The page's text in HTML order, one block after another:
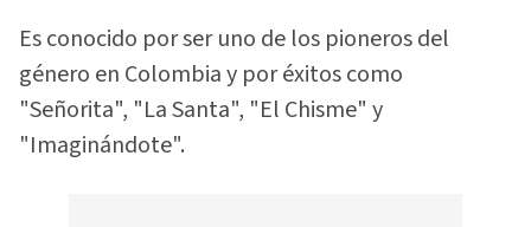
Es conocido por ser uno de los pioneros del
género en Colombia y por éxitos como
"Señorita", "La Santa", "El Chisme" y
"Imaginándote".